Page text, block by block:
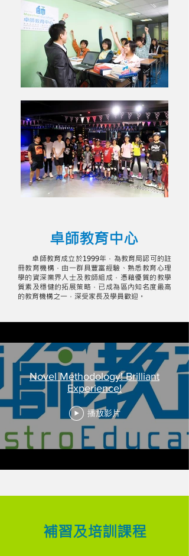
卓師教育中心
卓師教育成立於1999年，為教育局認可的註
冊教育機構，由一群具豐富經驗、熟悉教育心理
學的資深業界人士及教師組成，憑藉優質的教學
質素及穩健的拓展策略，已成為區內知名度最高
的教育機構之一，深受家長及學員歡迎。
Novel Methodology! Brilliant
Experience!
播放影片
補習及培訓課程